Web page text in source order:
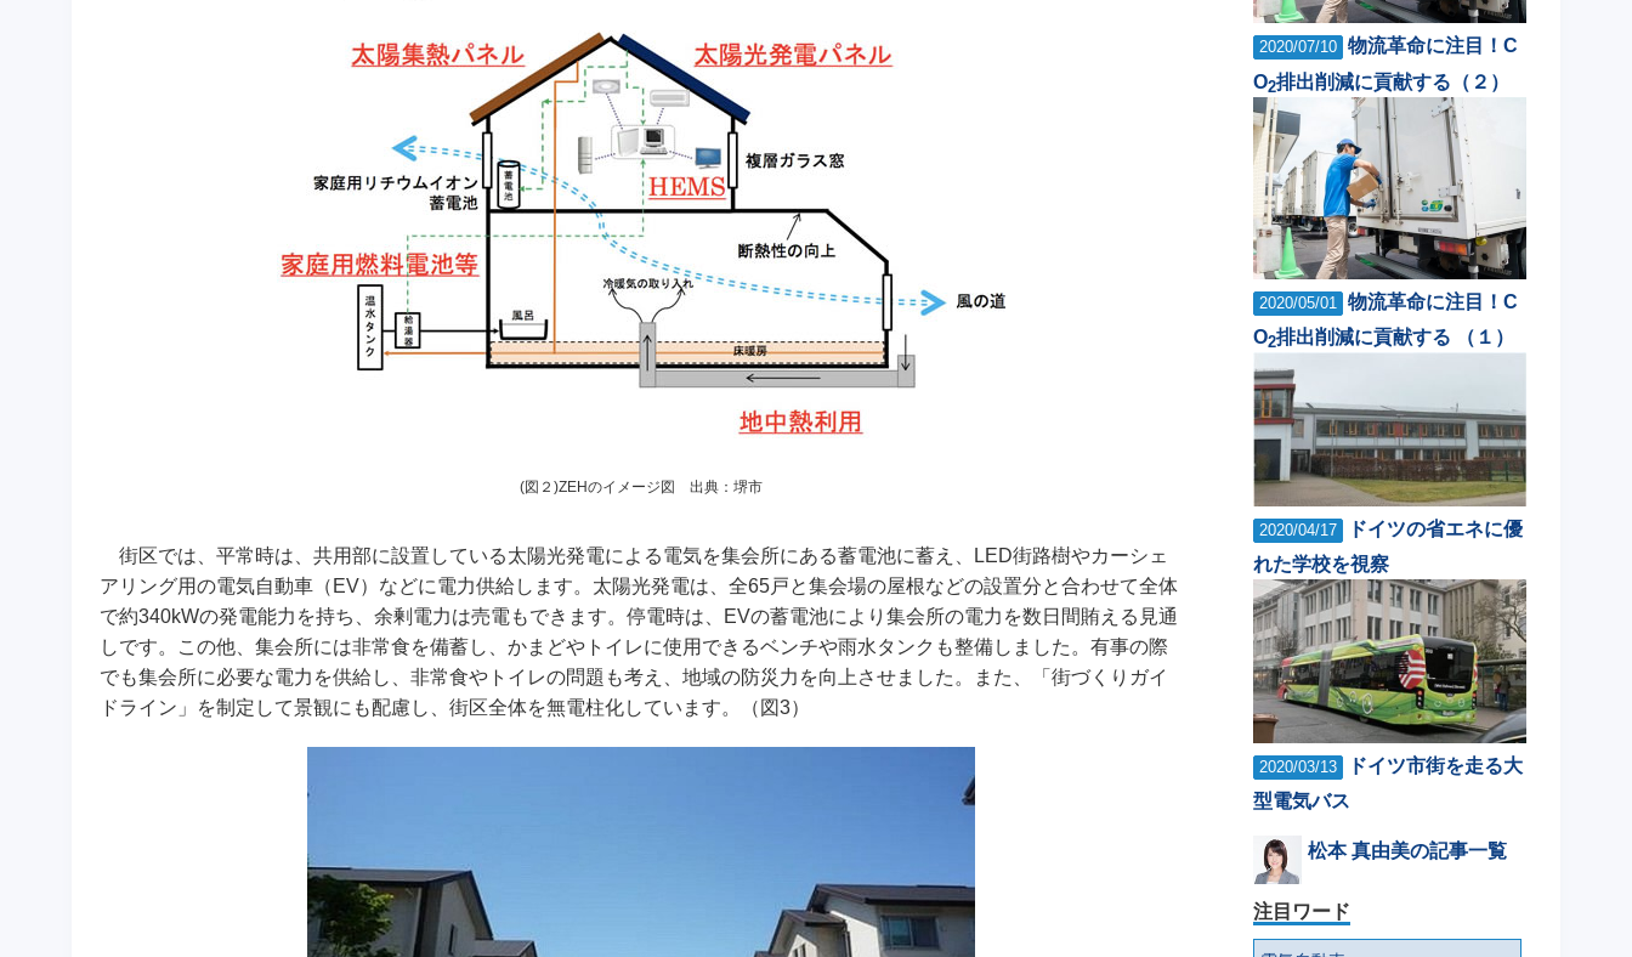
(図２)ZEHのイメージ図 出典：堺市
街区では、平常時は、共用部に設置している太陽光発電による電気を集会所にある蓄電池に蓄え、LED街路樹やカーシェ
アリング用の電気自動車（EV）などに電力供給します。太陽光発電は、全65戸と集会場の屋根などの設置分と合わせて全体
で約340kWの発電能力を持ち、余剰電力は売電もできます。停電時は、EVの蓄電池により集会所の電力を数日間賄える見通
しです。この他、集会所には非常食を備蓄し、かまどやトイレに使用できるベンチや雨水タンクも整備しました。有事の際
でも集会所に必要な電力を供給し、非常食やトイレの問題も考え、地域の防災力を向上させました。また、「街づくりガイ
ドライン」を制定して景観にも配慮し、街区全体を無電柱化しています。（図3）
2020/07/10 物流革命に注目！C
O2排出削減に貢献する（２）
2020/05/01
物流革命に注目！C
O2排出削減に貢献する （１）
2020/04/17
ドイツの省エネに優
れた学校を視察
2020/03/13
ドイツ市街を走る大
型電気バス
松本 真由美の記事一覧
注目ワード